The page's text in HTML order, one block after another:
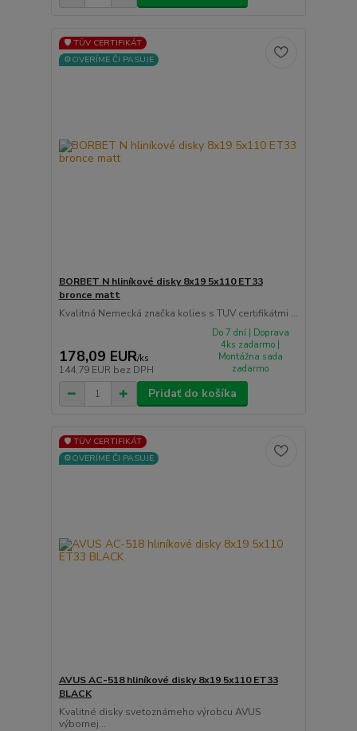
🛡️ TÜV CERTIFIKÁT
⚙️OVERÍME ČI PASUJE
BORBET N hliníkové disky 8x19 5x110 ET33
bronce matt
Kvalitná Nemecká značka kolies s TUV certifikátmi ...
178,09 EUR/ks
144,79 EUR bez DPH
Do 7 dní | Doprava
4ks zadarmo |
Montážna sada
zadarmo
Pridať do košíka
🛡️ TÜV CERTIFIKÁT
⚙️OVERÍME ČI PASUJE
AVUS AC-518 hliníkové disky 8x19 5x110 ET33
BLACK
Kvalitné disky svetoznámeho výrobcu AVUS
výbornej...